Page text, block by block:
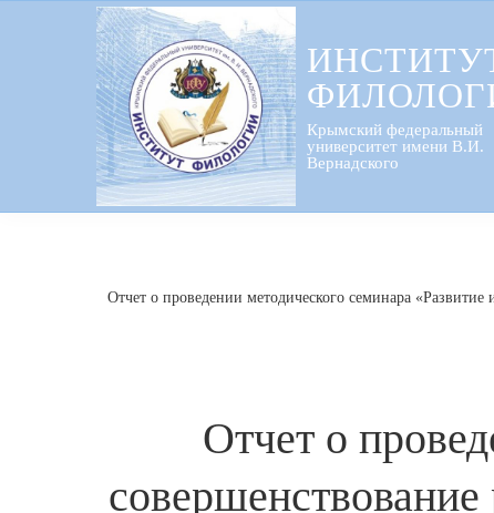
Крымский федеральный
университет имени В.И.
Вернадского
Отчет о проведении методического семинара
Отчет о
совершенствование